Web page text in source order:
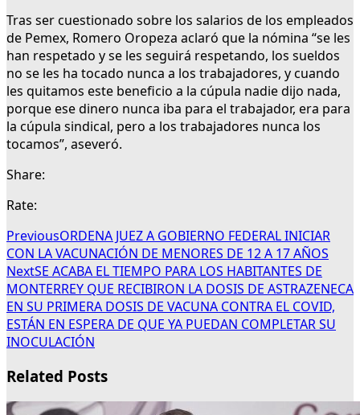
Tras ser cuestionado sobre los salarios de los empleados
de Pemex, Romero Oropeza aclaró que la nómina “se les
han respetado y se les seguirá respetando, los sueldos
no se les ha tocado nunca a los trabajadores, y cuando
les quitamos este beneficio a la cúpula nadie dijo nada,
porque ese dinero nunca iba para el trabajador, era para
la cúpula sindical, pero a los trabajadores nunca los
tocamos”, aseveró.
Share:
Rate:
PreviousORDENA JUEZ A GOBIERNO FEDERAL INICIAR
CON LA VACUNACIÓN DE MENORES DE 12 A 17 AÑOS
NextSE ACABA EL TIEMPO PARA LOS HABITANTES DE
MONTERREY QUE RECIBIRON LA DOSIS DE ASTRAZENECA
EN SU PRIMERA DOSIS DE VACUNA CONTRA EL COVID,
ESTÁN EN ESPERA DE QUE YA PUEDAN COMPLETAR SU
INOCULACIÓN
Related Posts